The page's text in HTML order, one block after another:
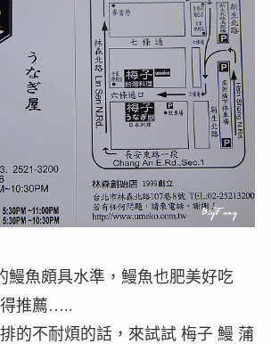
鰻魚頗具水準，鰻魚也肥美好吃
推薦…..
的不耐煩的話，來試試 梅子 鰻 蒲